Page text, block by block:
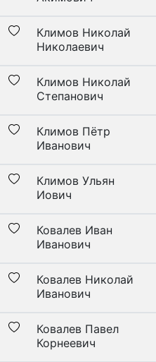
Климов Николай
Николаевич
Климов Николай
Степанович
Климов Пётр
Иванович
Климов Ульян
Иович
Ковалев Иван
Иванович
Ковалев Николай
Иванович
Ковалев Павел
Корнеевич